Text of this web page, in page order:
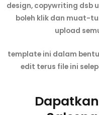
design, copywriting dsb
boleh klik dan muat-
upload
template ini dalam
edit terus file ini